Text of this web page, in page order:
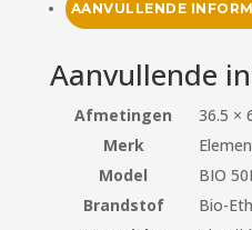
AANVULLENDE
Aanvullende
Afmetingen
36.5 ×
Merk
Model
BIO 50I
Brandstof
Bio-